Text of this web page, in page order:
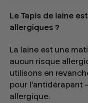
Le Tapis de laine
allergiques ?
La laine est une
aucun risque
utilisons en
pour l'antidérapant
allergique.